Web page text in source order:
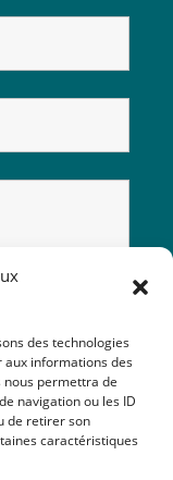
des technologies
aux informations des
nous permettra de
navigation ou les ID
de retirer son
caractéristiques